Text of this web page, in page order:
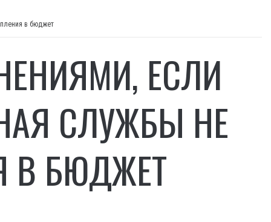
в бюджет
ЕСЛИ
СЛУЖБЫ НЕ
В БЮДЖЕТ